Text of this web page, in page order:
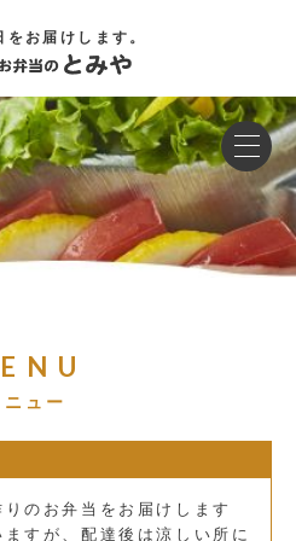
をお届けします。
ニュー
のお弁当をお届けします
すが、配達後は涼しい所に